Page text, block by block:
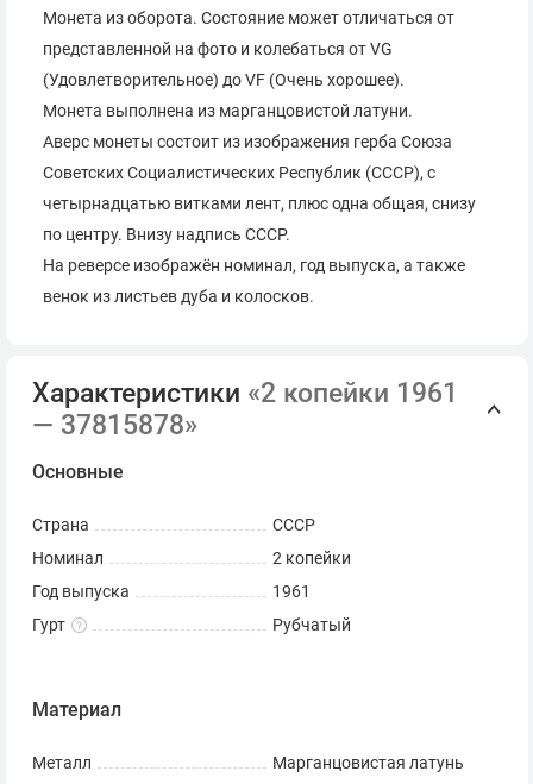
Монета из оборота. Состояние может отличаться от
представленной на фото и колебаться от VG
(Удовлетворительное) до VF (Очень хорошее).
Монета выполнена из марганцовистой латуни.
Аверс монеты состоит из изображения герба Союза
Советских Социалистических Республик (СССР), с
четырнадцатью витками лент, плюс одна общая, снизу
по центру. Внизу надпись СССР.
На реверсе изображён номинал, год выпуска, а также
венок из листьев дуба и колосков.
Характеристики «2 копейки 1961
— 37815878»
Основные
Страна
СССР
Номинал
2 копейки
Год выпуска
1961
Гурт
Рубчатый
Материал
Металл Марганцовистая латунь